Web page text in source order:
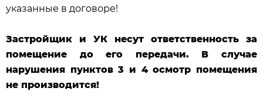
указанные в договоре!
Застройщик и УК несут ответственность за
помещение до его передачи. В случае
нарушения пунктов 3 и 4 осмотр помещения
не производится!